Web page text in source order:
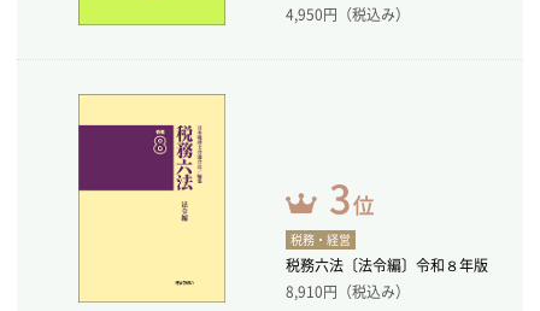
4,950円（税込み）
税務・経営
税務六法〔法令編〕令和８年版
8,910円（税込み）